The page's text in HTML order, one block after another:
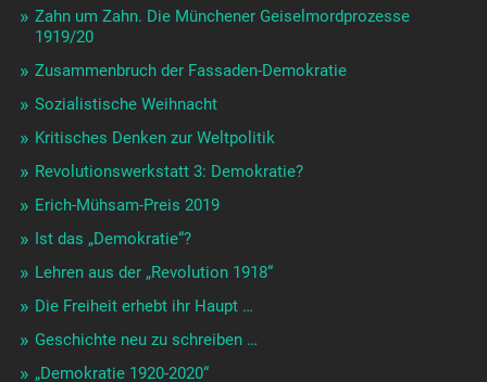
Zahn um Zahn. Die Münchener Geiselmordprozesse
1919/20
Zusammenbruch der Fassaden-Demokratie
Sozialistische Weihnacht
Kritisches Denken zur Weltpolitik
Revolutionswerkstatt 3: Demokratie?
Erich-Mühsam-Preis 2019
Ist das „Demokratie“?
Lehren aus der „Revolution 1918“
Die Freiheit erhebt ihr Haupt …
Geschichte neu zu schreiben …
„Demokratie 1920-2020“